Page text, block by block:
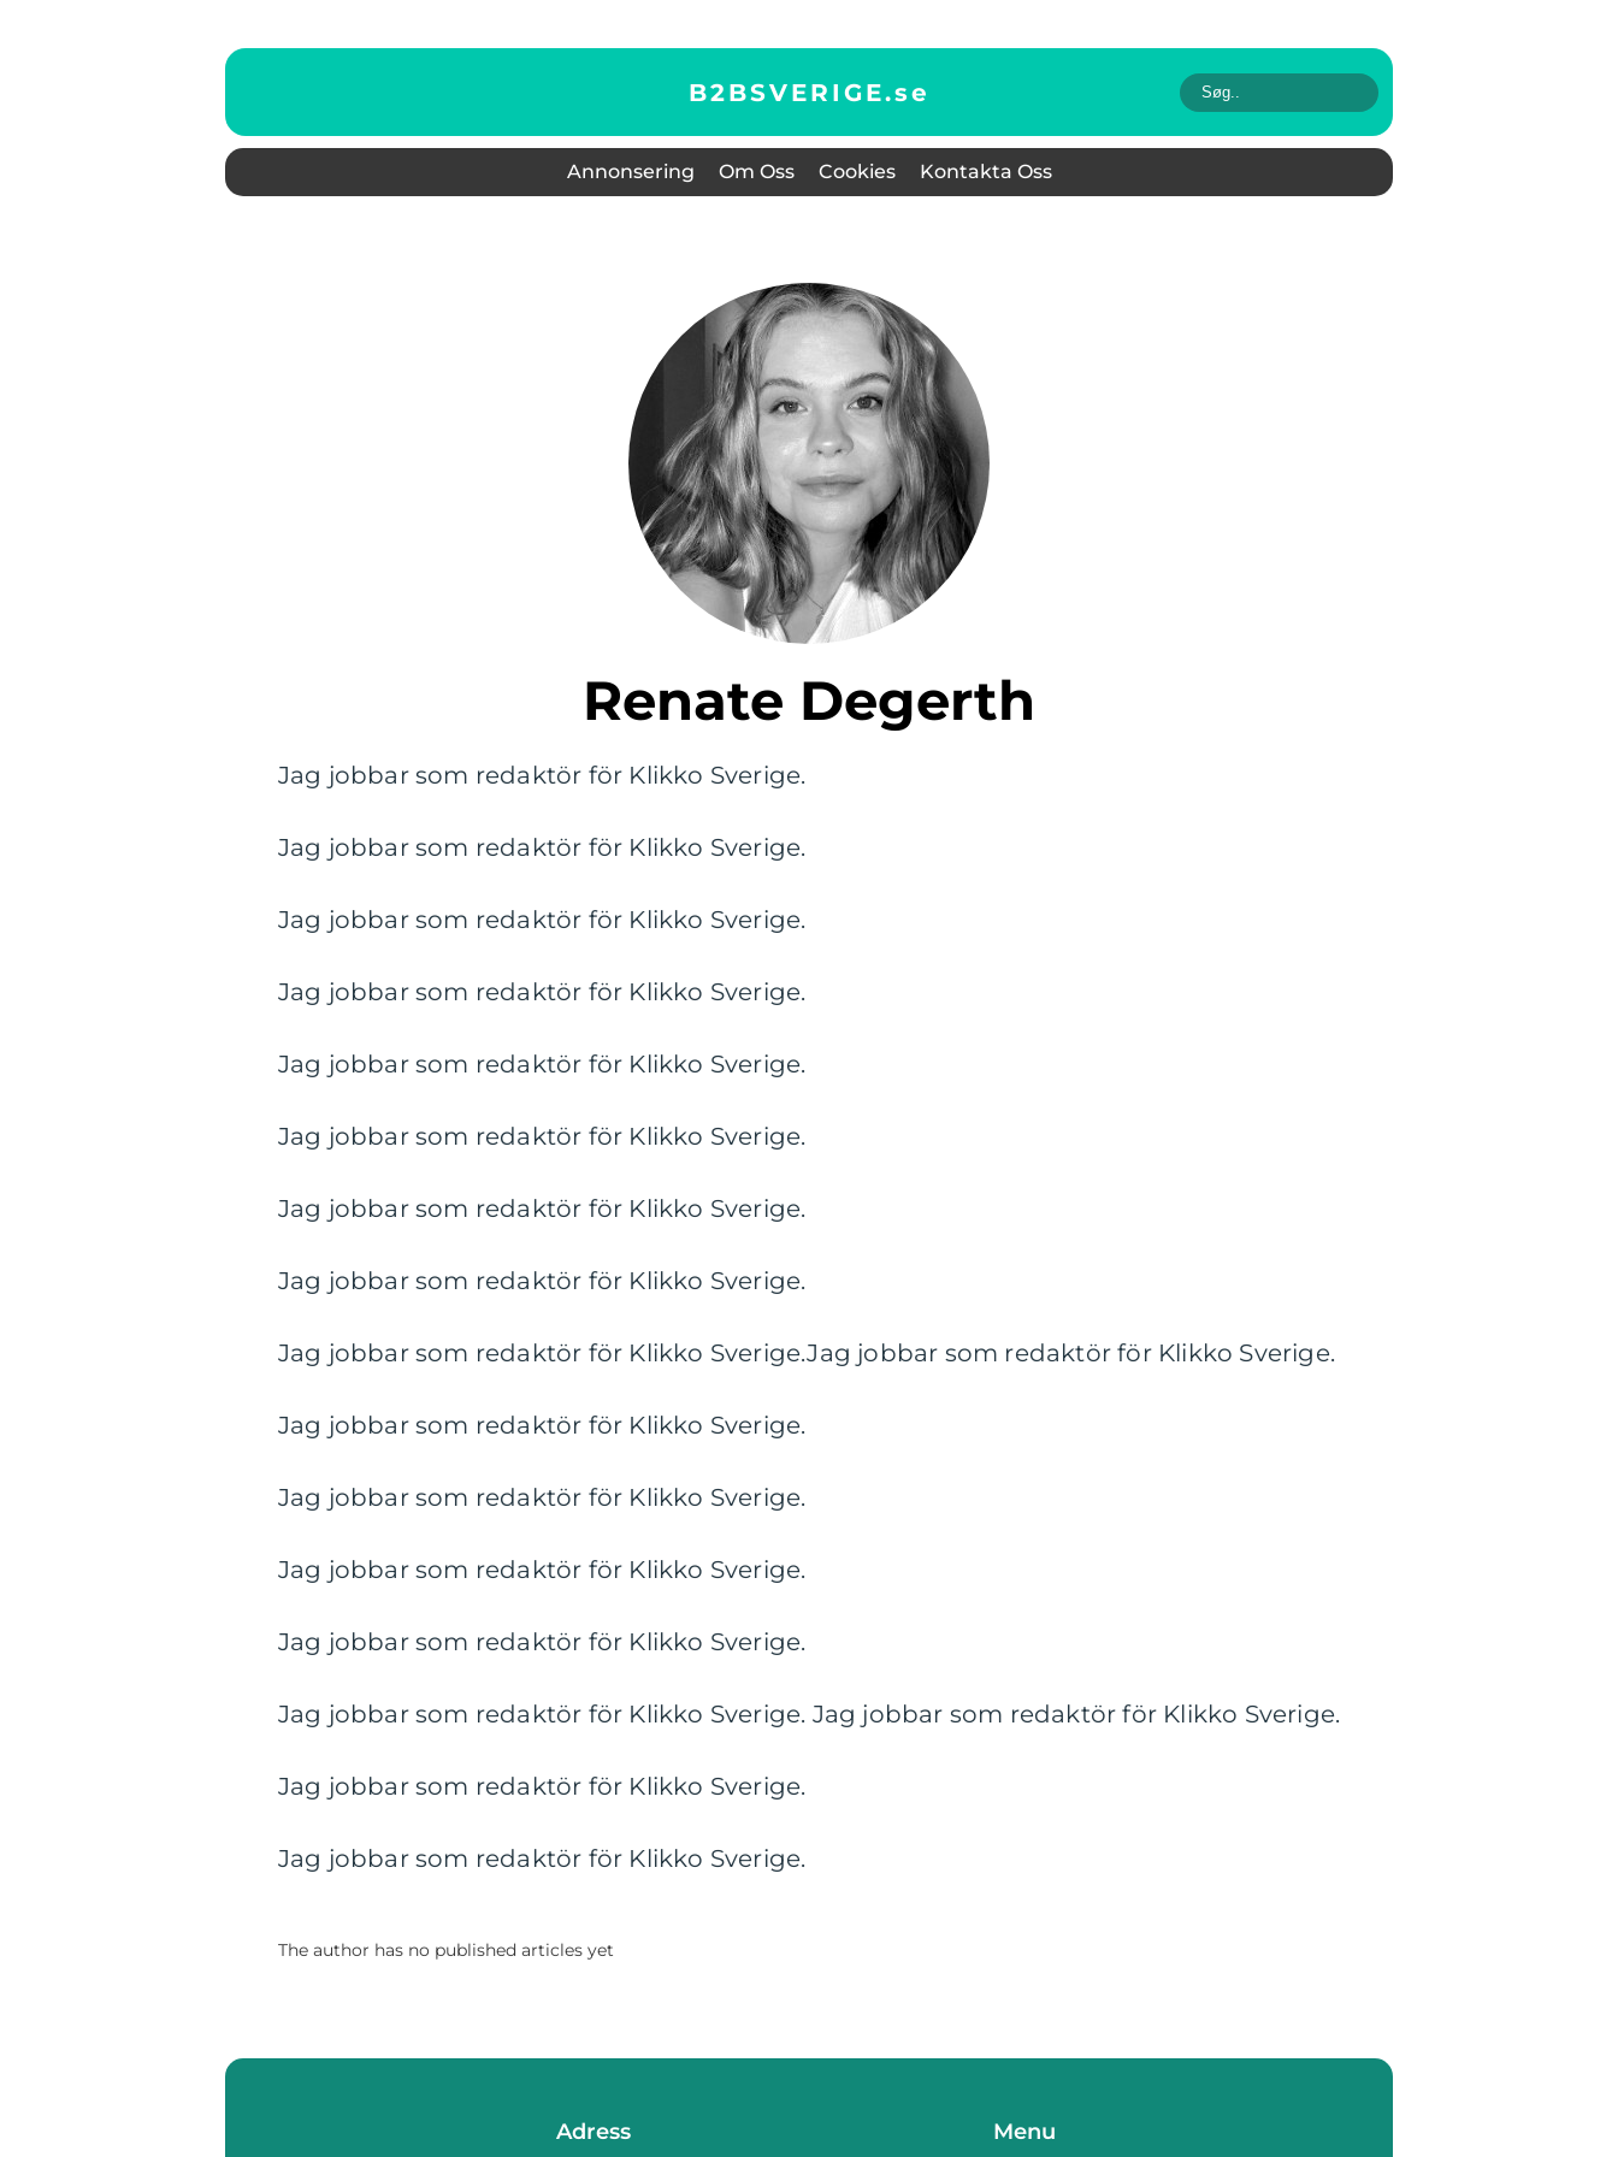
B2BSVERIGE.se
Annonsering Om Oss Cookies Kontakta Oss
Renate Degerth
Jag jobbar som redaktör för Klikko Sverige.
Jag jobbar som redaktör för Klikko Sverige.
Jag jobbar som redaktör för Klikko Sverige.
Jag jobbar som redaktör för Klikko Sverige.
Jag jobbar som redaktör för Klikko Sverige.
Jag jobbar som redaktör för Klikko Sverige.
Jag jobbar som redaktör för Klikko Sverige.
Jag jobbar som redaktör för Klikko Sverige.
Jag jobbar som redaktör för Klikko Sverige.Jag jobbar som redaktör för Klikko Sverige.
Jag jobbar som redaktör för Klikko Sverige.
Jag jobbar som redaktör för Klikko Sverige.
Jag jobbar som redaktör för Klikko Sverige.
Jag jobbar som redaktör för Klikko Sverige.
Jag jobbar som redaktör för Klikko Sverige. Jag jobbar som redaktör för Klikko Sverige.
Jag jobbar som redaktör för Klikko Sverige.
Jag jobbar som redaktör för Klikko Sverige.
The author has no published articles yet
Adress Menu